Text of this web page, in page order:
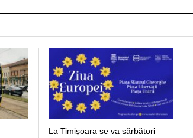
La Timișoara se va sărbători